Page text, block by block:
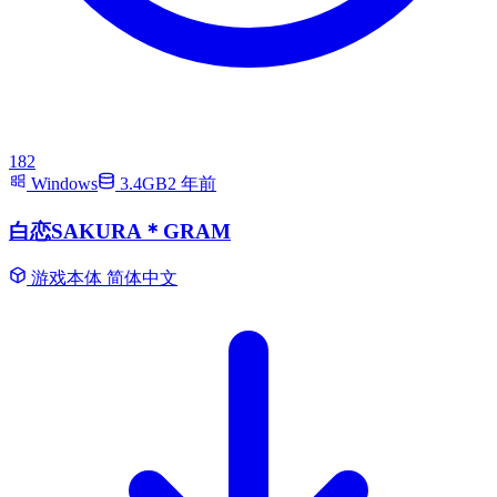
182
Windows
3.4GB2 年前
白恋SAKURA＊GRAM
游戏本体 简体中文